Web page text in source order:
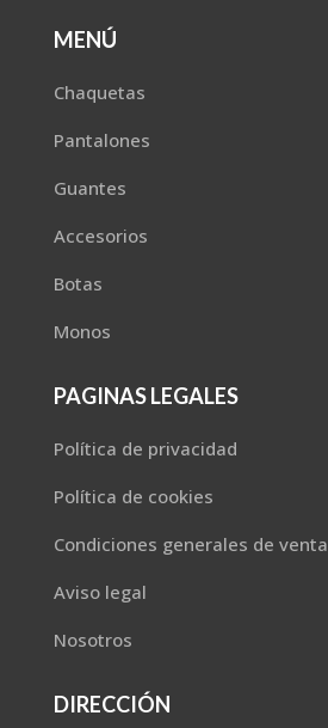
MENÚ
Chaquetas
Pantalones
Guantes
Accesorios
Botas
Monos
PAGINAS LEGALES
Política de privacidad
Política de cookies
Condiciones generales de venta
Aviso legal
Nosotros
DIRECCIÓN